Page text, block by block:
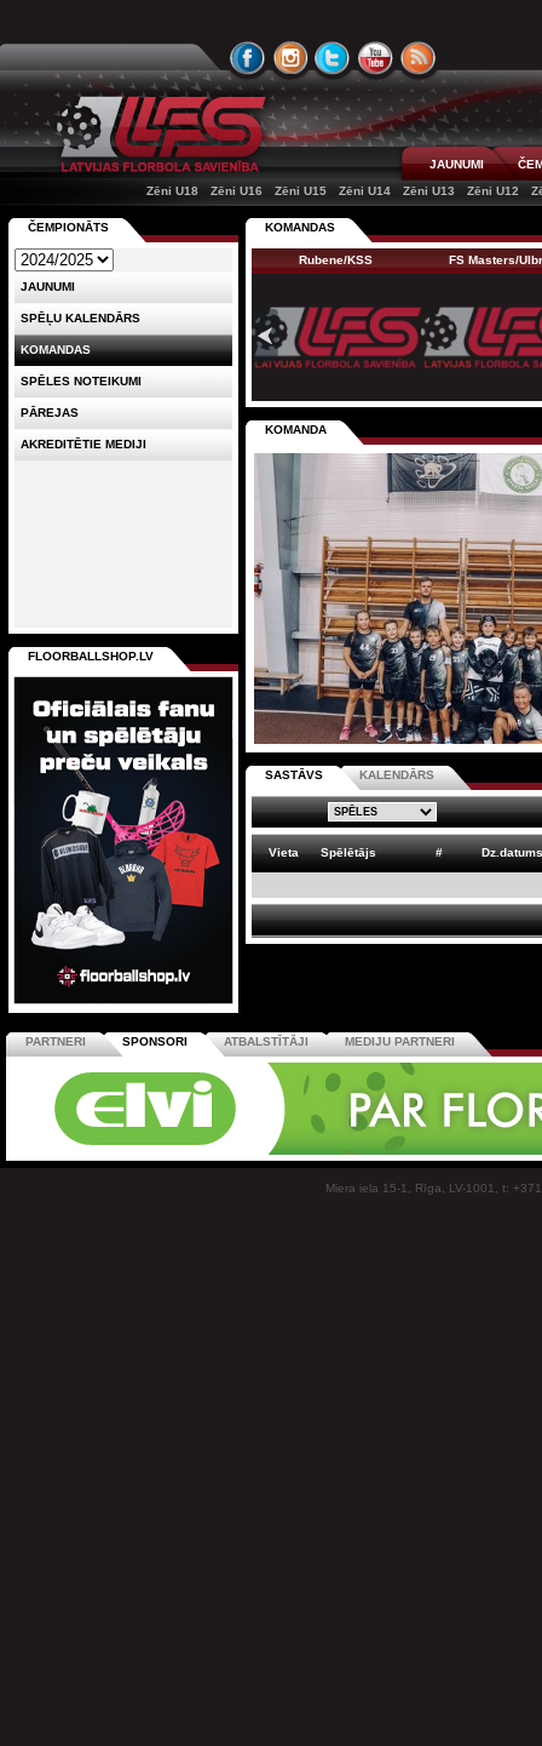
JAUNUMI
Zēni U18
Zēni U16 Zēni U15 Zēni U14 Zēni U13 Zēni U12
KOMANDAS
Rubene/KSS FS Masters/
KOMANDA
SASTĀVS KALENDĀRS
Vieta Spēlētājs # Dz.datums
ČEMPIONĀTS
JAUNUMI
SPĒĻU KALENDĀRS
KOMANDAS
SPĒLES NOTEIKUMI
PĀREJAS
AKREDITĒTIE MEDIJI
FLOORBALLSHOP.LV
PARTNERI SPONSORI ATBALSTĪTĀJI MEDIJU PARTNERI
Miera iela 15-1, Rīga, LV-1001, t: